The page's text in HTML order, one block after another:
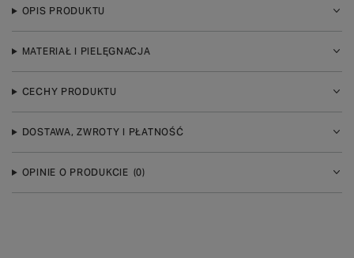
OPIS PRODUKTU
MATERIAŁ I PIELĘGNACJA
CECHY PRODUKTU
DOSTAWA, ZWROTY I PŁATNOŚĆ
OPINIE O PRODUKCIE (0)